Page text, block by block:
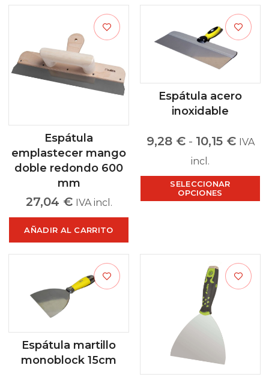
Espátula
emplastecer mango
doble redondo 600
mm
27,04 € IVA incl.
AÑADIR AL CARRITO
Espátula acero
inoxidable
9,28 € - 10,15 € IVA
incl.
SELECCIONAR
OPCIONES
Espátula martillo
monoblock 15cm